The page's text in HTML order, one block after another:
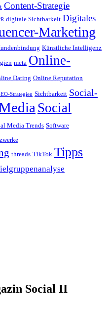
Content-Strategie
digitale Sichtbarkeit Digitales
Marketing
Künstliche Intelligenz
meta Online-
Dating Online Reputation
Strategien Sichtbarkeit Social-
Social
Media Trends Software
threads TikTok Tipps
Social II